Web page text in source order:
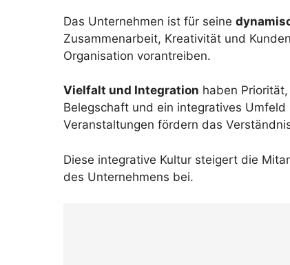
Das Unternehmen ist für seine
Zusammenarbeit, Kreativität und
Organisation vorantreiben.
Vielfalt und Integration haben
Belegschaft und ein integratives
Veranstaltungen fördern das
Diese integrative Kultur steigert die
des Unternehmens bei.